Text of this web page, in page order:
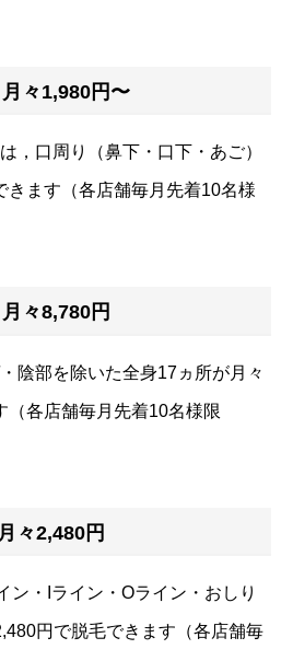
々1,980円〜
，口周り（鼻下・口下・あご）
きます（各店舗毎月先着10名様
々8,780円
陰部を除いた全身17ヵ所が月々
（各店舗毎月先着10名様限
々2,480円
ン・Iライン・Oライン・おしり
円で脱毛できます（各店舗毎